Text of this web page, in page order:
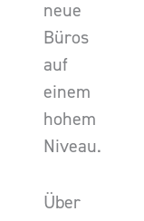
neue
Büros
auf
einem
hohem
Niveau.
Über